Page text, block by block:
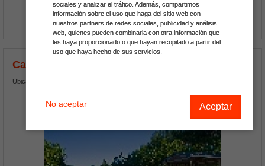
Ver Más
Camping Montsant Park
Ubicado en Ulldemolins
sociales y analizar el tráfico. Además, compartimos
información sobre el uso que haga del sitio web con
nuestros partners de redes sociales, publicidad y análisis
web, quienes pueden combinarla con otra información que
les haya proporcionado o que hayan recopilado a partir del
uso que haya hecho de sus servicios.
No aceptar Aceptar